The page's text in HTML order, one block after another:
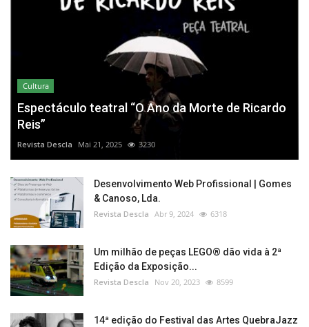
Cultura
Espectáculo teatral “O Ano da Morte de Ricardo
Reis”
Revista Descla Mai 21, 2025 3230
Desenvolvimento Web Profissional | Gomes
& Canoso, Lda.
Revista Descla Abr 9, 2024 6318
Um milhão de peças LEGO® dão vida à 2ª
Edição da Exposição...
Revista Descla Nov 20, 2023 8599
14ª edição do Festival das Artes QuebraJazz